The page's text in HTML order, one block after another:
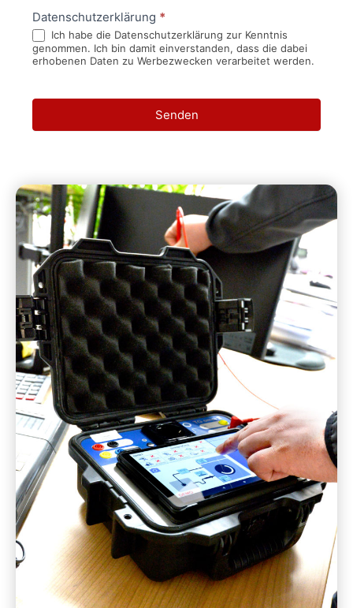
Datenschutzerklärung *
Ich habe die Datenschutzerklärung zur Kenntnis
genommen. Ich bin damit einverstanden, dass die dabei
erhobenen Daten zu Werbezwecken verarbeitet werden.
Senden